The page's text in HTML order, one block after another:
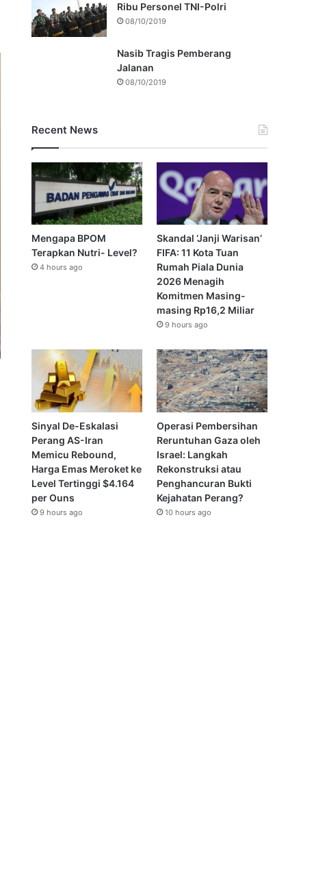
Ribu Personel TNI-Polri
08/10/2019
Nasib Tragis Pemberang
Jalanan
08/10/2019
Recent News
Mengapa BPOM
Terapkan Nutri- Level?
4 hours ago
Skandal ‘Janji Warisan’
FIFA: 11 Kota Tuan
Rumah Piala Dunia
2026 Menagih
Komitmen Masing-
masing Rp16,2 Miliar
9 hours ago
Sinyal De-Eskalasi
Perang AS-Iran
Memicu Rebound,
Harga Emas Meroket ke
Level Tertinggi $4.164
per Ouns
9 hours ago
Operasi Pembersihan
Reruntuhan Gaza oleh
Israel: Langkah
Rekonstruksi atau
Penghancuran Bukti
Kejahatan Perang?
10 hours ago